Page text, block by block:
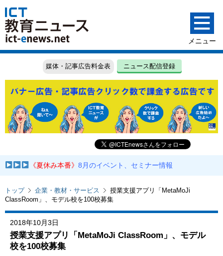
媒体・記事広告料金表 ニュース配信登録
《夏休み本番》8月のイベント、セミナー情報
トップ 企業・教材・サービス
授業支援アプリ「MetaMoJi
ClassRoom」、モデル校を100校募集
2018年10月3日
授業支援アプリ「MetaMoJi ClassRoom」、モデル
校を100校募集